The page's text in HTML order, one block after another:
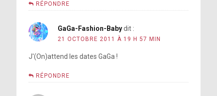
RÉPONDRE
GaGa-Fashion-Baby dit :
21 OCTOBRE 2011 À 19 H 57 MIN
J'(On)attend les dates GaGa !
RÉPONDRE